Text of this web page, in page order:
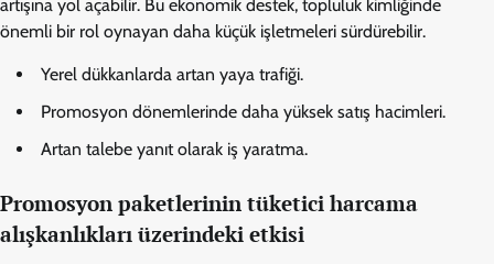
artışına yol açabilir. Bu ekonomik destek, topluluk kimliğinde
önemli bir rol oynayan daha küçük işletmeleri sürdürebilir.
Yerel dükkanlarda artan yaya trafiği.
Promosyon dönemlerinde daha yüksek satış hacimleri.
Artan talebe yanıt olarak iş yaratma.
Promosyon paketlerinin tüketici harcama
alışkanlıkları üzerindeki etkisi